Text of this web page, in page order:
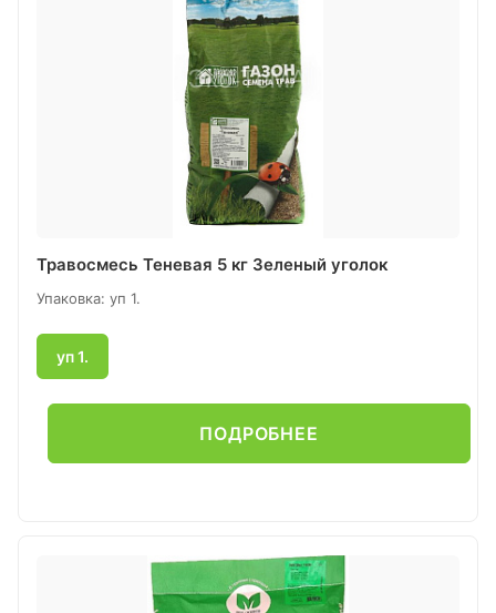
Травосмесь Теневая 5 кг Зеленый уголок
Упаковка: уп 1.
уп 1.
ПОДРОБНЕЕ